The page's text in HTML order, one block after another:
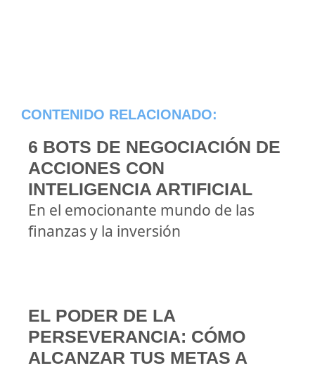
CONTENIDO RELACIONADO:
6 BOTS DE NEGOCIACIÓN DE
ACCIONES CON
INTELIGENCIA ARTIFICIAL
En el emocionante mundo de las
finanzas y la inversión
EL PODER DE LA
PERSEVERANCIA: CÓMO
ALCANZAR TUS METAS A